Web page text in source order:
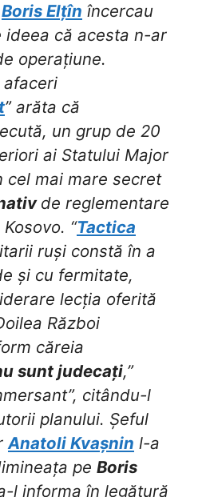
Boris Elțîn încercau
ideea că acesta n-ar
operațiune.
afaceri
” arăta că
un grup de 20
ai Statului Major
cel mai mare secret
de reglementare
“Tactica
ruși constă în a
și cu fermitate,
lecția oferită
Război
căreia
sunt judecați,”
citându-l
planului. Șeful
Anatoli Kvașnin l-a
pe Boris
l informa în legătură